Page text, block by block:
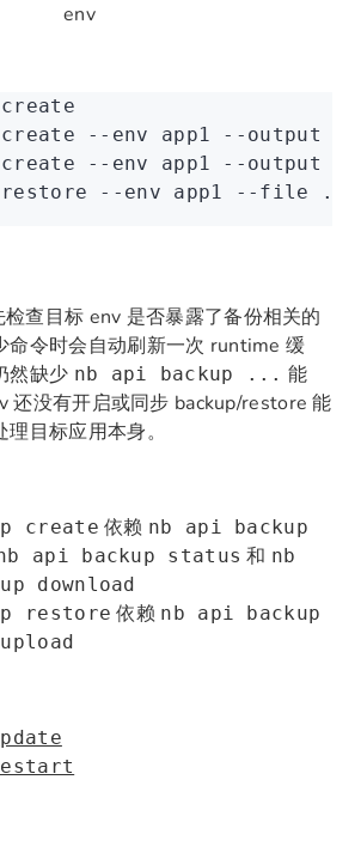
env
create
create --env app1 --output
create --env app1 --output
restore --env app1 --file ./
查目标 env 是否暴露了备份相关的
命令时会自动刷新一次 runtime 缓
然缺少 nb api backup ... 能
还没有开启或同步 backup/restore 能
目标应用本身。
create 依赖 nb api backup
api backup status 和 nb
download
restore 依赖 nb api backup